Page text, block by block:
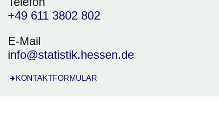
+49 611 3802 802
E-Mail
info@statistik.hessen.de
KONTAKTFORMULAR
Öffnet sich in einem neuen Fenster